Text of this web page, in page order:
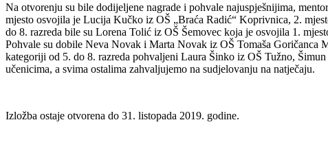
Na otvorenju su bile dodijeljene nagrade i pohvale najuspješnijima,
mjesto osvojila je Lucija Kučko iz OŠ „Braća Radić“ Koprivnica, 2.
do 8. razreda bile su Lorena Tolić iz OŠ Šemovec koja je osvojila 1.
Pohvale su dobile Neva Novak i Marta Novak iz OŠ Tomaša
kategoriji od 5. do 8. razreda pohvaljeni Laura Šinko iz OŠ Tužno,
učenicima, a svima ostalima zahvaljujemo na sudjelovanju na natječaju.
Izložba ostaje otvorena do 31. listopada 2019. godine.